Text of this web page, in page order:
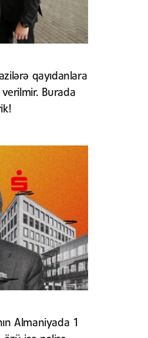
qayıdanlara
Burada
Almaniyada 1